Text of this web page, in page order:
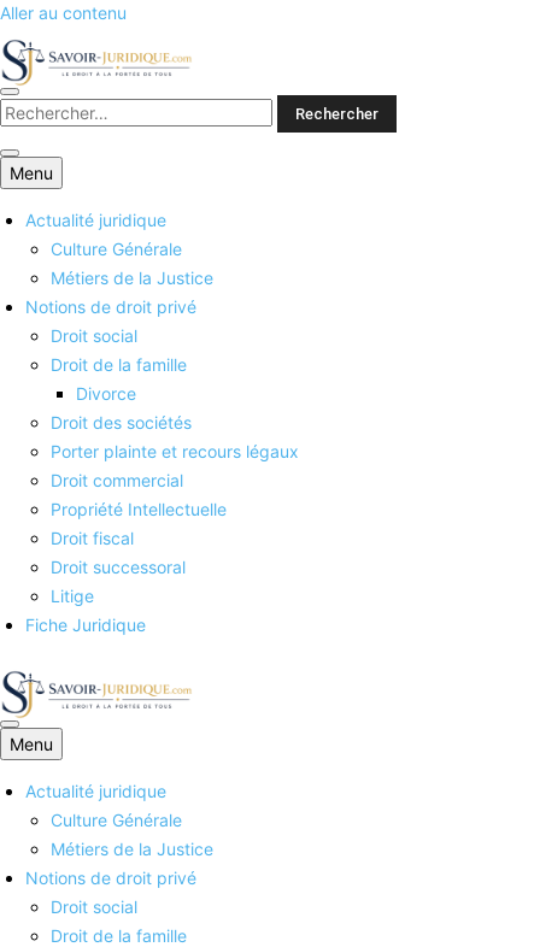
Aller au contenu
Savoirs juridiques
Menu
Actualité juridique
Culture Générale
Métiers de la Justice
Notions de droit privé
Droit social
Droit de la famille
Divorce
Droit des sociétés
Porter plainte et recours légaux
Droit commercial
Propriété Intellectuelle
Droit fiscal
Droit successoral
Litige
Fiche Juridique
Savoirs juridiques
Menu
Actualité juridique
Culture Générale
Métiers de la Justice
Notions de droit privé
Droit social
Droit de la famille